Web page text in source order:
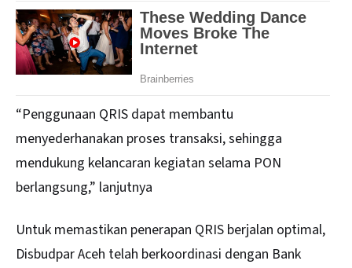
“Penggunaan QRIS dapat membantu
menyederhanakan proses transaksi, sehingga
mendukung kelancaran kegiatan selama PON
berlangsung,” lanjutnya
Untuk memastikan penerapan QRIS berjalan optimal,
Disbudpar Aceh telah berkoordinasi dengan Bank